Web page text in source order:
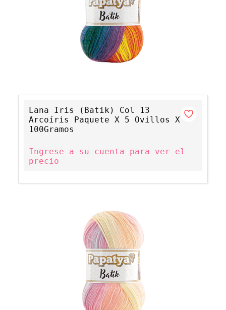
Lana Iris (Batik) Col 13
Arcoíris Paquete X 5 Ovillos X
100Gramos
Ingrese a su cuenta para ver el
precio